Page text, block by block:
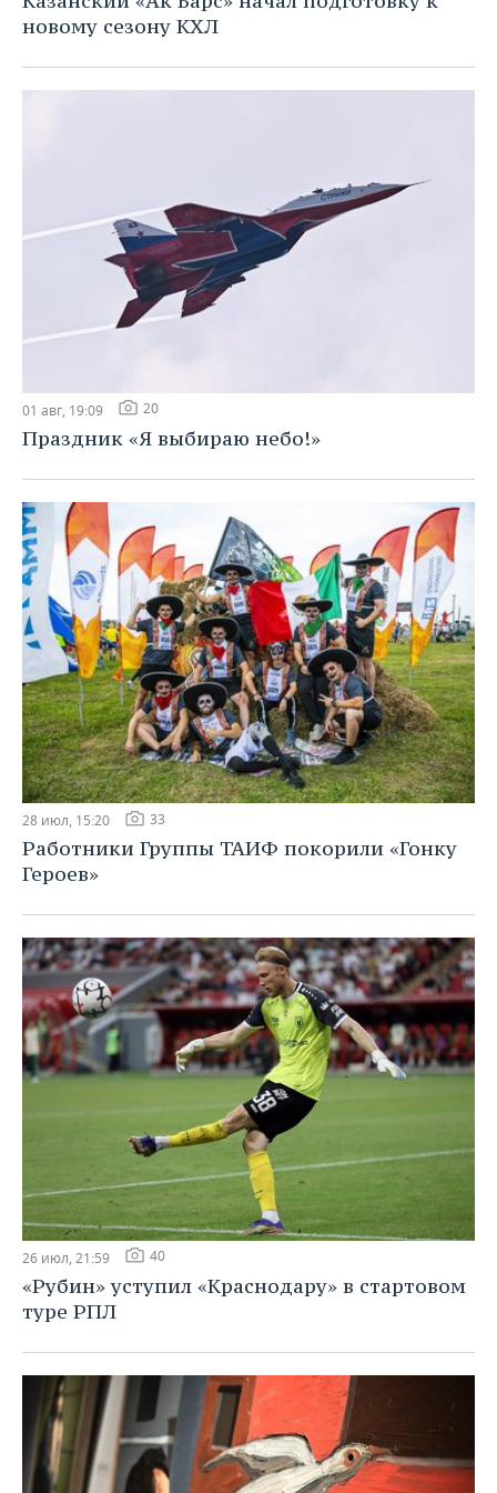
новому сезону КХЛ
01 авг, 19:09 20
Праздник «Я выбираю небо!»
28 июл, 15:20 33
Работники Группы ТАИФ покорили «Гонку
Героев»
26 июл, 21:59 40
«Рубин» уступил «Краснодару» в стартовом
туре РПЛ